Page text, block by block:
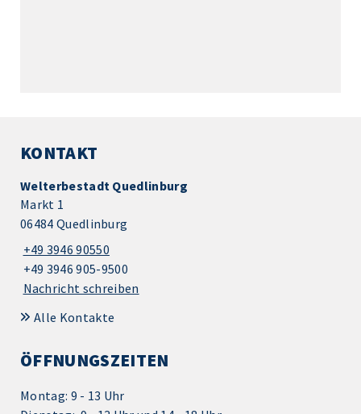
KONTAKT
Welterbestadt Quedlinburg
Markt 1
06484 Quedlinburg
+49 3946 90550
+49 3946 905-9500
Nachricht schreiben
Alle Kontakte
ÖFFNUNGSZEITEN
Montag: 9 - 13 Uhr